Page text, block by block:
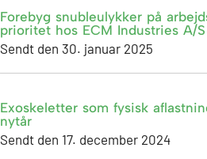
Forebyg snubleulykker på
prioritet hos ECM Industries A/S
Sendt den 30. januar 2025
Exoskeletter som fysisk
nytår
Sendt den 17. december 2024